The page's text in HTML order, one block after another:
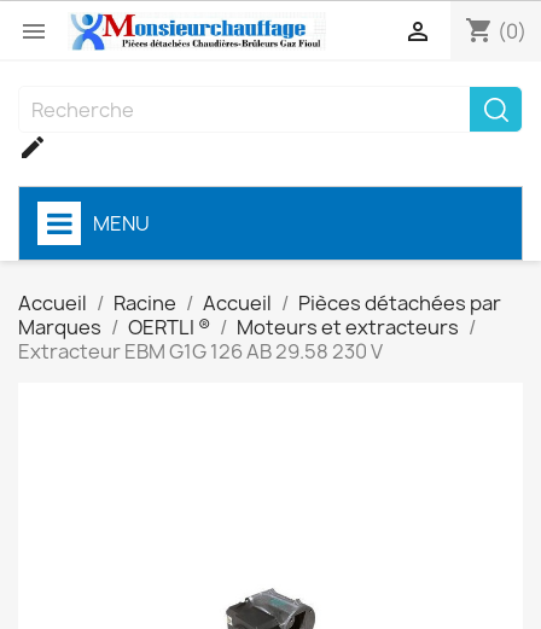
 shopping_cart (0)


MENU
Accueil Racine Accueil
Pièces détachées par
Marques
OERTLI ®
Moteurs et extracteurs
Extracteur EBM G1G 126 AB 29.58 230 V